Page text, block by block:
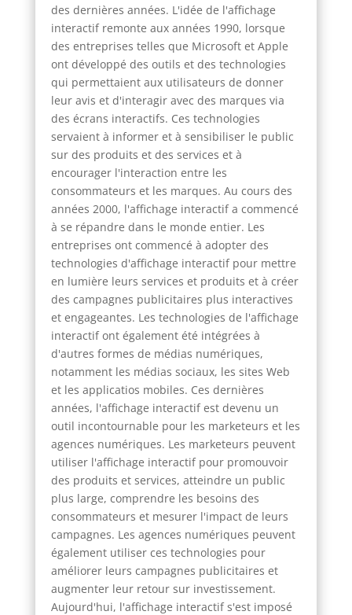
des dernières années. L'idée de l'affichage
interactif remonte aux années 1990, lorsque
des entreprises telles que Microsoft et Apple
ont développé des outils et des technologies
qui permettaient aux utilisateurs de donner
leur avis et d'interagir avec des marques via
des écrans interactifs. Ces technologies
servaient à informer et à sensibiliser le public
sur des produits et des services et à
encourager l'interaction entre les
consommateurs et les marques. Au cours des
années 2000, l'affichage interactif a commencé
à se répandre dans le monde entier. Les
entreprises ont commencé à adopter des
technologies d'affichage interactif pour mettre
en lumière leurs services et produits et à créer
des campagnes publicitaires plus interactives
et engageantes. Les technologies de l'affichage
interactif ont également été intégrées à
d'autres formes de médias numériques,
notamment les médias sociaux, les sites Web
et les applicatios mobiles. Ces dernières
années, l'affichage interactif est devenu un
outil incontournable pour les marketeurs et les
agences numériques. Les marketeurs peuvent
utiliser l'affichage interactif pour promouvoir
des produits et services, atteindre un public
plus large, comprendre les besoins des
consommateurs et mesurer l'impact de leurs
campagnes. Les agences numériques peuvent
également utiliser ces technologies pour
améliorer leurs campagnes publicitaires et
augmenter leur retour sur investissement.
Aujourd'hui, l'affichage interactif s'est imposé